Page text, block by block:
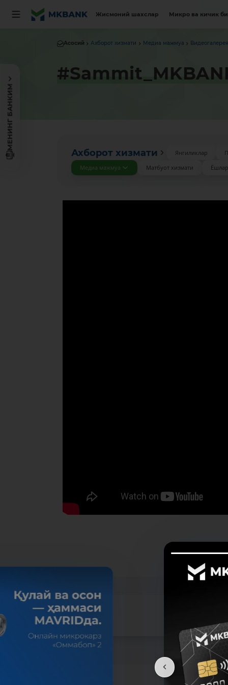
Жисмоний шахслар Микро ва кичик
МЕНИНГ БАНКИМ
Асосий Ахборот хизмати Медиа мажмуа Видеогалерея
Ахборот хизмати Янгиликлар
Медиа мажмуа
Матбуот хизмати